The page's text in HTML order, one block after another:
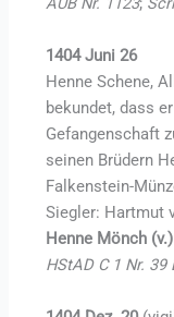
1404 Juni 26
Henne Schene,
bekundet, dass
Gefangenschaft
seinen Brüdern
Falkenstein-
Siegler: Hartmut
Henne Mönch
HStAD C 1 Nr. 39